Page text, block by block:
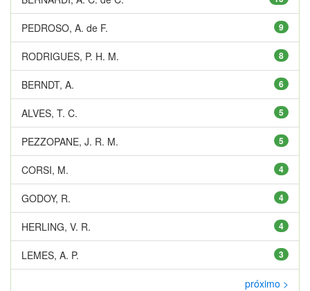
9
PEDROSO, A. de F.
8
RODRIGUES, P. H. M.
6
BERNDT, A.
5
ALVES, T. C.
5
PEZZOPANE, J. R. M.
4
CORSI, M.
4
GODOY, R.
4
HERLING, V. R.
3
LEMES, A. P.
próximo >